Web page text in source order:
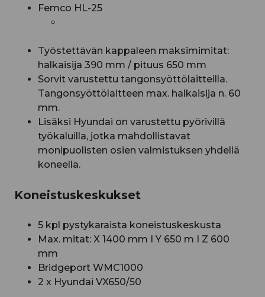
Femco HL-25
Työstettävän kappaleen maksimimitat:
halkaisija 390 mm / pituus 650 mm
Sorvit varustettu tangonsyöttölaitteilla.
Tangonsyöttölaitteen max. halkaisija n. 60
mm.
Lisäksi Hyundai on varustettu pyörivillä
työkaluilla, jotka mahdollistavat
monipuolisten osien valmistuksen yhdellä
koneella.
Koneistuskeskukset
5 kpl pystykaraista koneistuskeskusta
Max. mitat: X 1400 mm I Y 650 m I Z 600
mm
Bridgeport WMC1000
2 x Hyundai VX650/50